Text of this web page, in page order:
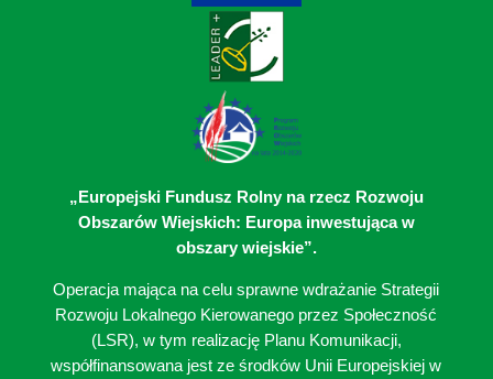
„Europejski Fundusz Rolny na rzecz Rozwoju
Obszarów Wiejskich: Europa inwestująca w
obszary wiejskie”.
Operacja mająca na celu sprawne wdrażanie Strategii
Rozwoju Lokalnego Kierowanego przez Społeczność
(LSR), w tym realizację Planu Komunikacji,
współfinansowana jest ze środków Unii Europejskiej w